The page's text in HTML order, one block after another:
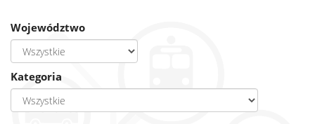
Województwo
Kategoria